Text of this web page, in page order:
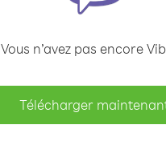
Vous n’avez pas encore
Télécharger